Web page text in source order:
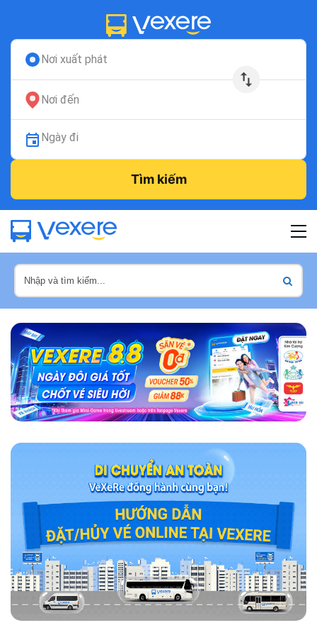
Nơi xuất phát
Nơi đến
Ngày đi
Tìm kiếm